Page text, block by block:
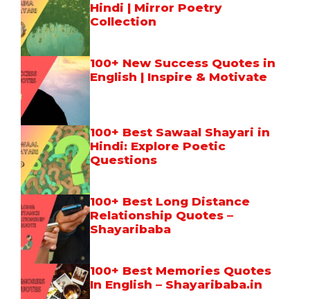
Hindi | Mirror Poetry
Collection
100+ New Success Quotes in
English | Inspire & Motivate
100+ Best Sawaal Shayari in
Hindi: Explore Poetic
Questions
100+ Best Long Distance
Relationship Quotes –
Shayaribaba
100+ Best Memories Quotes
In English – Shayaribaba.in